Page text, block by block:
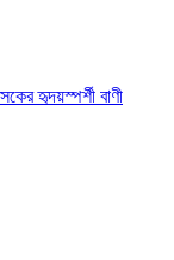
হৃদয়স্পর্শী বাণী